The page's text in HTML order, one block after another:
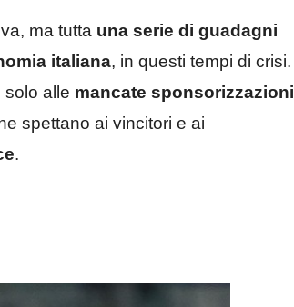
ma tutta una serie di guadagni
italiana, in questi tempi di crisi.
solo alle mancate sponsorizzazioni
spettano ai vincitori e ai
.